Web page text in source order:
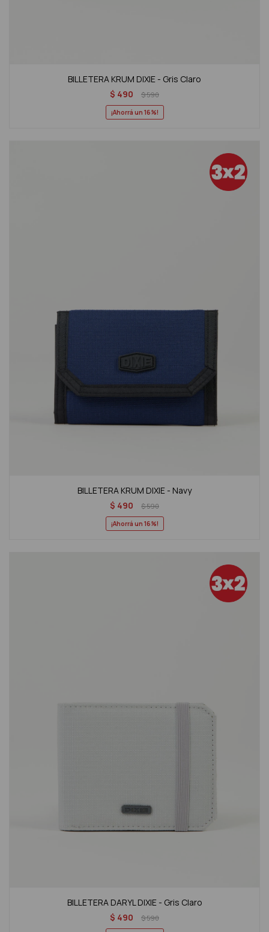
BILLETERA KRUM DIXIE - Gris Claro
$ 490 $590
16
BILLETERA KRUM DIXIE - Navy
$ 490 $590
16
BILLETERA DARYL DIXIE - Gris Claro
$ 490 $590